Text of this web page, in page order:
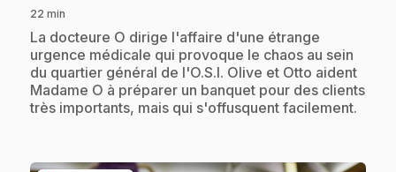
22 min
.La docteure O dirige l'affaire d'une étrange
urgence médicale qui provoque le chaos au sein
du quartier général de l'O.S.I. Olive et Otto aident
Madame O à préparer un banquet pour des clients
très importants, mais qui s'offusquent facilement.